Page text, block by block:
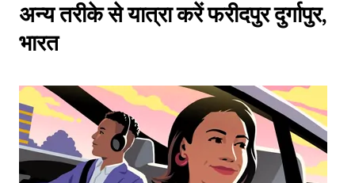
अन्य तरीके से यात्रा करें फरीदपुर दुर्गापुर,
भारत